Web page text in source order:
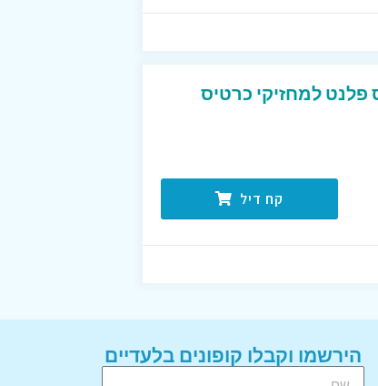
ליס פלנט למחזיקי כרטיס
קח דיל
הירשמו וקבלו קופונים בלעדיים